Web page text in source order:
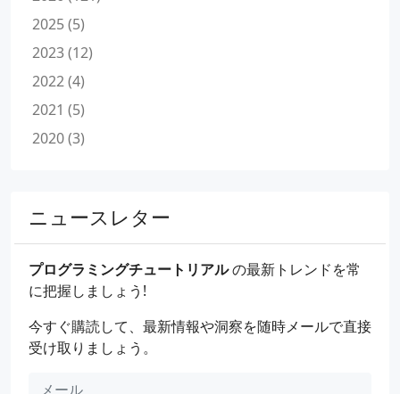
2025 (5)
2023 (12)
2022 (4)
2021 (5)
2020 (3)
ニュースレター
プログラミングチュートリアルの最新トレンドを常
に把握しましょう!
今すぐ購読して、最新情報や洞察を随時メールで直接
受け取りましょう。